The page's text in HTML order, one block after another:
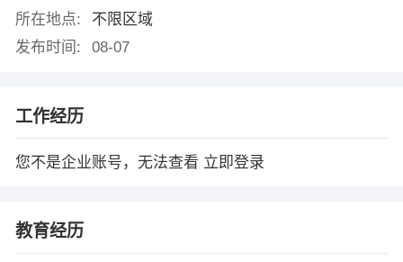
所在地点:
不限区域
发布时间:
08-07
工作经历
您不是企业账号，无法查看 立即登录
教育经历